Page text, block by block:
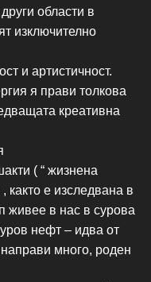
области в
изключително
и артистичност.
я прави толкова
креативна
( “ жизнена
както е изследвана в
живее в нас в сурова
нефт – идва от
много, роден